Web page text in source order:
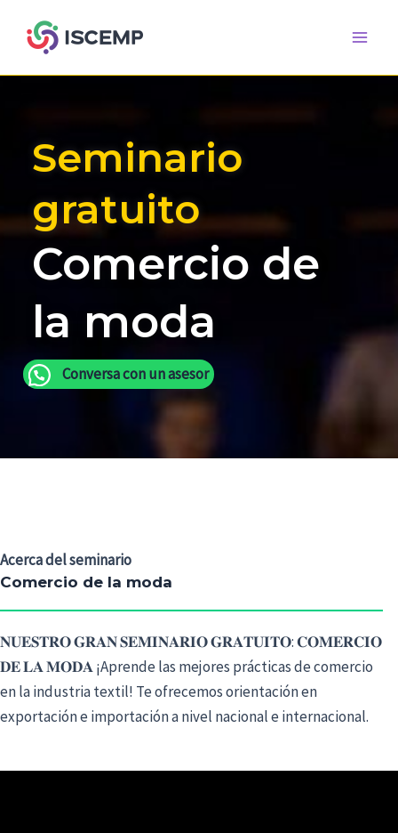
Seminario
gratuito
Comercio de
la moda
Conversa con un asesor
Acerca del seminario
Comercio de la moda
𝐍𝐔𝐄𝐒𝐓𝐑𝐎 𝐆𝐑𝐀𝐍 𝐒𝐄𝐌𝐈𝐍𝐀𝐑𝐈𝐎 𝐆𝐑𝐀𝐓𝐔𝐈𝐓𝐎: 𝐂𝐎𝐌𝐄𝐑𝐂𝐈𝐎
𝐃𝐄 𝐋𝐀 𝐌𝐎𝐃𝐀 ¡Aprende las mejores prácticas de comercio
en la industria textil! Te ofrecemos orientación en
exportación e importación a nivel nacional e internacional.